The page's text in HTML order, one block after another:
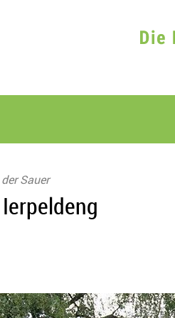
Sauer